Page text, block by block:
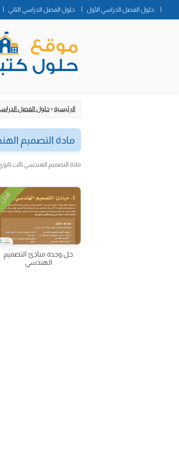
حلول الفصل الدراسي الأول حلول الفصل الدراسي الثاني
الرئيسية»حلول الفصل
مادة التصميم
مادة التصميم الهندسي ثالث ثانوي ف1
حل وحدة مبادئ التصميم
الهندسي